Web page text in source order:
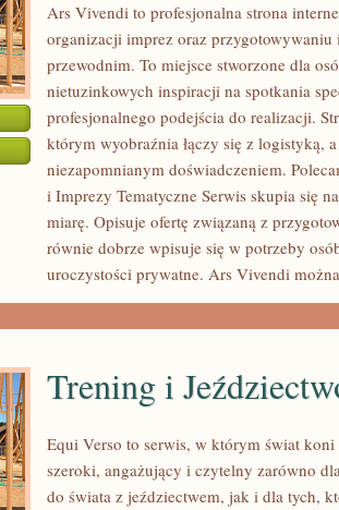
Ars Vivendi to profesjonalna strona
organizacji imprez oraz
przewodnim. To miejsce stworzone dla
nietuzinkowych inspiracji na spotkania
profesjonalnego podejścia do realizacji.
którym wyobraźnia łączy się z logistyką,
niezapomnianym doświadczeniem.
i Imprezy Tematyczne Serwis skupia się
miarę. Opisuje ofertę związaną z
równie dobrze wpisuje się w potrzeby
uroczystości prywatne. Ars Vivendi można
Trening i
Equi Verso to serwis, w którym świat
szeroki, angażujący i czytelny zarówno
do świata z jeździectwem, jak i dla tych,